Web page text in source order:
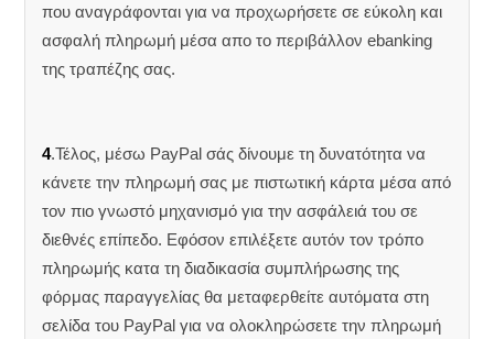
που αναγράφονται για να προχωρήσετε σε εύκολη και
ασφαλή πληρωμή μέσα απο το περιβάλλον ebanking
της τραπέζης σας.
4.Τέλος, μέσω PayPal σάς δίνουμε τη δυνατότητα να
κάνετε την πληρωμή σας με πιστωτική κάρτα μέσα από
τον πιο γνωστό μηχανισμό για την ασφάλειά του σε
διεθνές επίπεδο. Εφόσον επιλέξετε αυτόν τον τρόπο
πληρωμής κατα τη διαδικασία συμπλήρωσης της
φόρμας παραγγελίας θα μεταφερθείτε αυτόματα στη
σελίδα του PayPal για να ολοκληρώσετε την πληρωμή